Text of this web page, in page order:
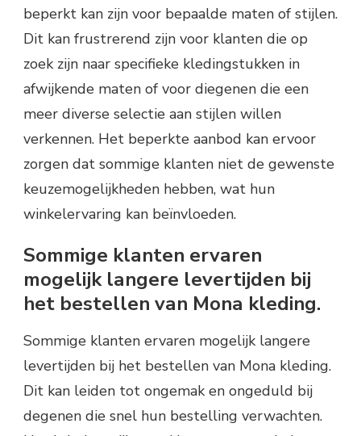
beperkt kan zijn voor bepaalde maten of stijlen.
Dit kan frustrerend zijn voor klanten die op
zoek zijn naar specifieke kledingstukken in
afwijkende maten of voor diegenen die een
meer diverse selectie aan stijlen willen
verkennen. Het beperkte aanbod kan ervoor
zorgen dat sommige klanten niet de gewenste
keuzemogelijkheden hebben, wat hun
winkelervaring kan beïnvloeden.
Sommige klanten ervaren
mogelijk langere levertijden bij
het bestellen van Mona kleding.
Sommige klanten ervaren mogelijk langere
levertijden bij het bestellen van Mona kleding.
Dit kan leiden tot ongemak en ongeduld bij
degenen die snel hun bestelling verwachten.